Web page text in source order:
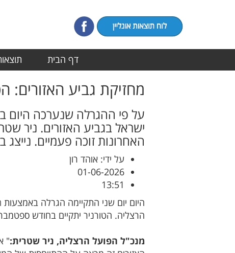
דף הבית
מחזיקת גביע האזורים:
על פי ההגרלה שנערכה היום
ישראל בגביע האזורים. ניר
האחרונות זוכה פעמיים.
על ידי: אוהד רון
01-06-2026
13:51
היום יום שני התקיימה הגרלה
הרצליה. הטורניר יתקיים בחודש
מנכ"ל הפועל הרצליה, ניר שטרית:"